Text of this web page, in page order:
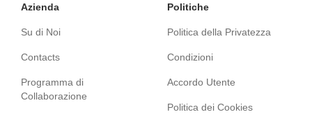
Azienda
Su di Noi
Contacts
Programma di
Collaborazione
Politiche
Politica della Privatezza
Condizioni
Accordo Utente
Politica dei Cookies